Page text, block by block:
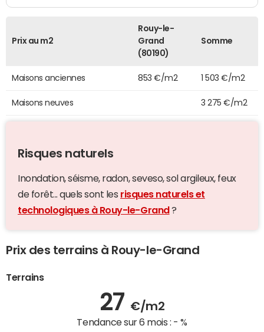
Prix au m2
Rouy-le-
Grand
(80190)
Somme
Maisons anciennes 853 €/m2 1 503 €/m2
Maisons neuves 3 275 €/m2
Risques naturels
Inondation, séisme, radon, seveso, sol argileux, feux
de forêt... quels sont les risques naturels et
technologiques à Rouy-le-Grand ?
Prix des terrains à Rouy-le-Grand
Terrains
27 €/m2
Tendance sur 6 mois : - %